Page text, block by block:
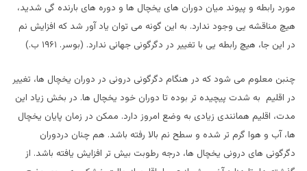
مورد رابطه و پیوند میان دوران های یخچال ها و دوره های بارنده گی شدید،
هیچ مناقشه یی وجود ندارد. به این گونه می توان یاد آور شد که افزایش نم
در این جا، هیچ رابطه یی با تغییر در دگرگونی جهانی ندارد. (بوسر. ۱۹۶۱ ب.)
چنبن معلوم می شود که در هنگام دگرگونی درونی در دوران یخچال ها، تغییر
در اقلیم به شدت پیچیده تر بوده تا دوران خود یخچال ها. در بخش زیاد این
مدت، اقلیم همانندی زیادی به وضع امروز دارد. ممکن در زمان پایان یخچال
ها، آب و هوا گرم تر شده و سطح نم بالا رفته باشد. هم چنان دردوران
دگرگونی های درونی یخچال ها، درجه رطوبت بیش تر افزایش یافته باشد. از